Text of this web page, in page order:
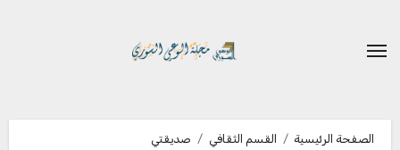
المحتوى
الصفحة الرئيسية القسم الثقافي صديقتي